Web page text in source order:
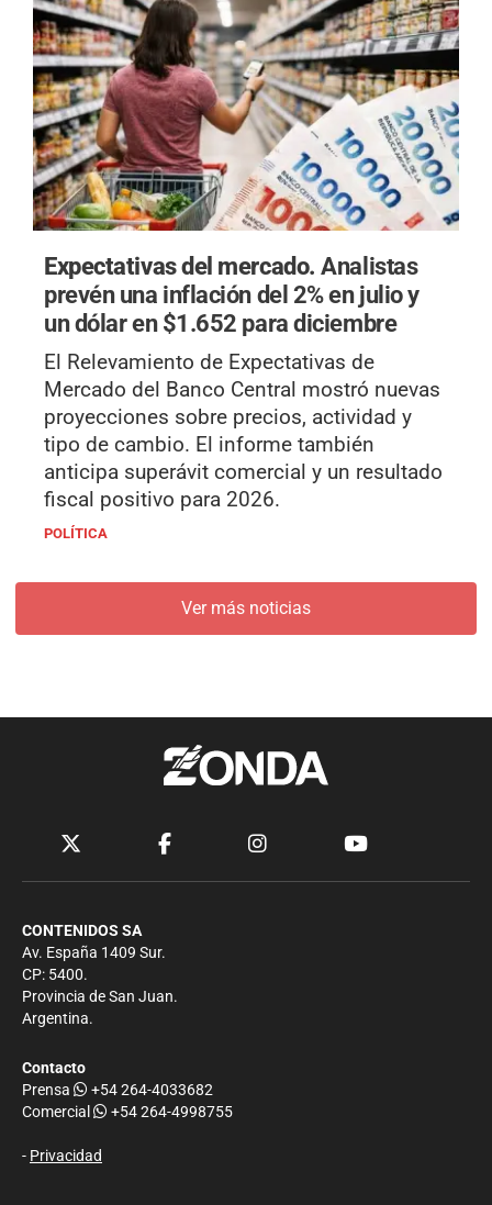
Expectativas del mercado.Analistas
prevén una inflación del 2% en julio y
un dólar en $1.652 para diciembre
El Relevamiento de Expectativas de
Mercado del Banco Central mostró nuevas
proyecciones sobre precios, actividad y
tipo de cambio. El informe también
anticipa superávit comercial y un resultado
fiscal positivo para 2026.
POLÍTICA
Ver más noticias
CONTENIDOS SA
Av. España 1409 Sur.
CP: 5400.
Provincia de San Juan.
Argentina.
Contacto
Prensa
+54 264-4033682
Comercial
+54 264-4998755
- Privacidad